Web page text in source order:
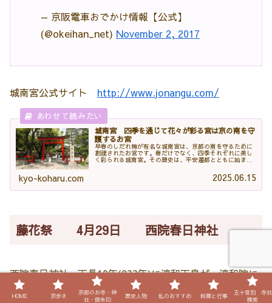
— 京阪電車おでかけ情報【公式】
(@okeihan_net) November 2, 2017
城南宮公式サイト http://www.jonangu.com/
城南宮 四季を通じて花々が彩る宮は京の南を守
護するお宮
早春のしだれ梅が有名な城南宮は、京都の南を守るために
創建されたお宮です。春だけでなく、四季それぞれに美し
く彩られる城南宮。その歴史は、平安遷都とともに始まっ
宮の由緒延暦13年(794年)の平安京遷都に伴い、京の四方を
kyo-koharu.com 2025.06.15
藤花祭 4月29日 西院春日神社
西院春日神社、天長10年(833年)に淳和天皇が、淳和院に
移られた際に、奈良の春日大社から分霊をお迎えしたと伝
HOME 京歩き
京都のお寺・神
社・御朱印
歴史人物 私のおすすめ 和暦と行事
五十音別 寺社
検索